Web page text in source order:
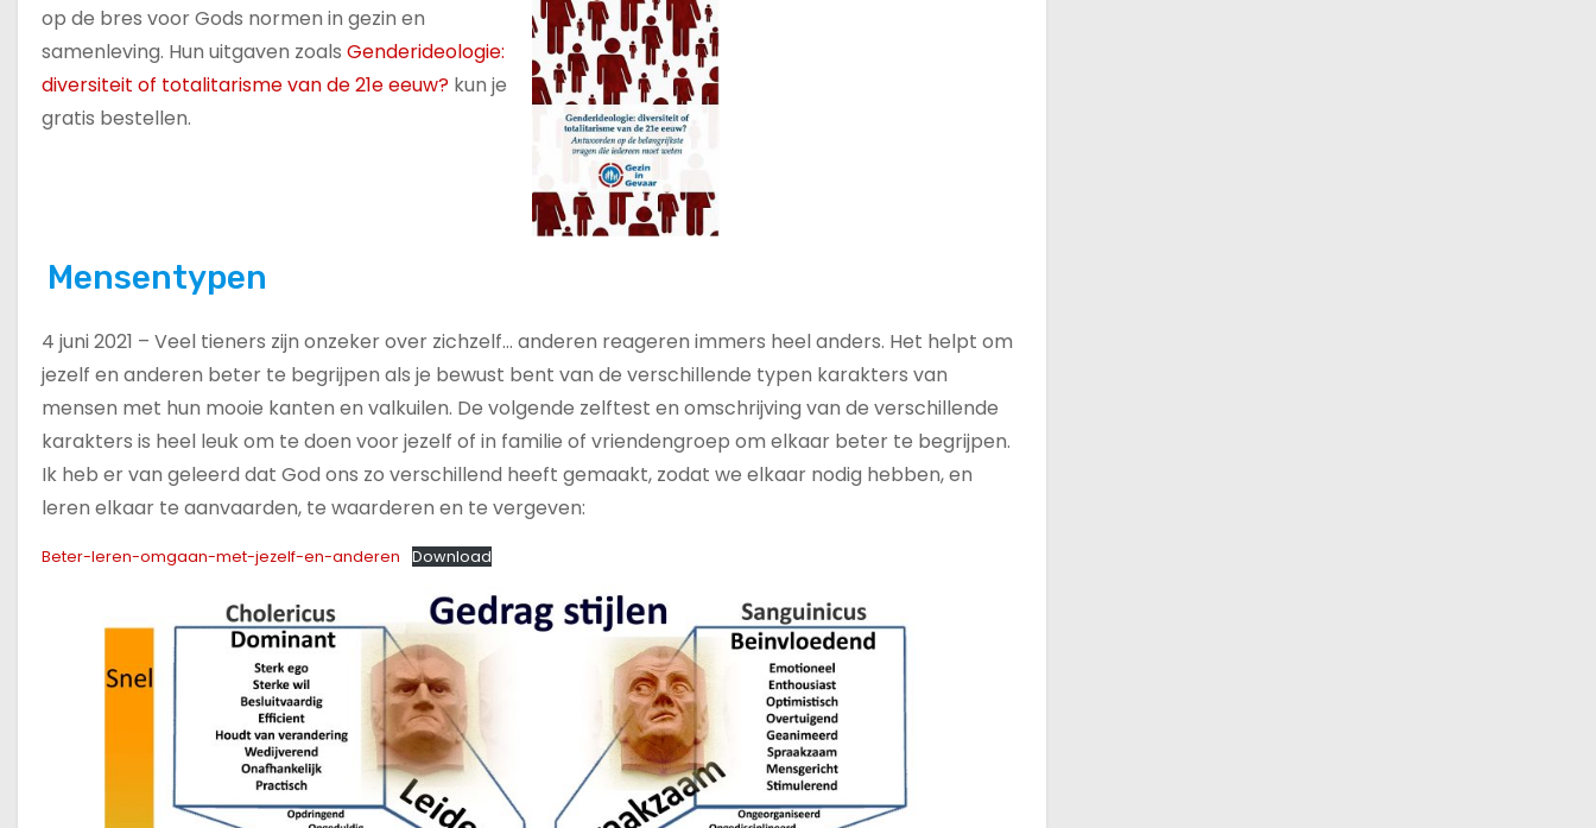
op de bres voor Gods normen in gezin en
samenleving. Hun uitgaven zoals Genderideologie:
diversiteit of totalitarisme van de 21e eeuw? kun je
gratis bestellen.
Mensentypen
4 juni 2021 – Veel tieners zijn onzeker over zichzelf… anderen reageren immers heel anders. Het helpt om
jezelf en anderen beter te begrijpen als je bewust bent van de verschillende typen karakters van
mensen met hun mooie kanten en valkuilen. De volgende zelftest en omschrijving van de verschillende
karakters is heel leuk om te doen voor jezelf of in familie of vriendengroep om elkaar beter te begrijpen.
Ik heb er van geleerd dat God ons zo verschillend heeft gemaakt, zodat we elkaar nodig hebben, en
leren elkaar te aanvaarden, te waarderen en te vergeven:
Beter-leren-omgaan-met-jezelf-en-anderen Download